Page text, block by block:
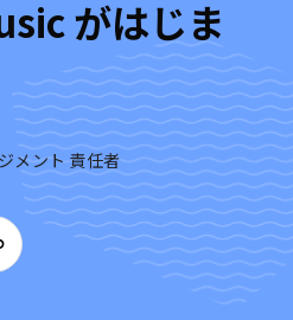
がはじま
メント 責任者